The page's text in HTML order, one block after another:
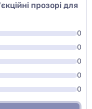
прозорі для
0
0
0
0
0